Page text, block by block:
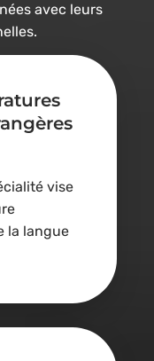
avec leurs
vise
la langue